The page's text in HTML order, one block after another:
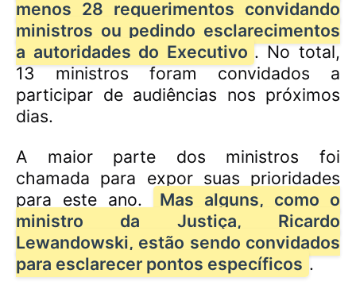
menos 28 requerimentos convidando
ministros ou pedindo esclarecimentos
a autoridades do Executivo . No total,
13 ministros foram convidados a
participar de audiências nos próximos
dias.
A maior parte dos ministros foi
chamada para expor suas prioridades
para este ano.
Mas alguns, como o
ministro da Justiça, Ricardo
Lewandowski, estão sendo convidados
para esclarecer pontos específicos .